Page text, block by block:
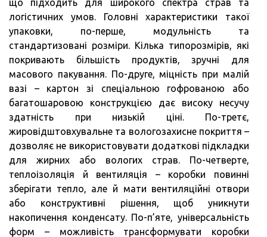
що підходить для широкого спектра страв та
логістичних умов. Головні характеристики такої
упаковки, по-перше, модульність та
стандартизовані розміри. Кілька типорозмірів, які
покривають більшість продуктів, зручні для
масового пакування. По-друге, міцність при малій
вазі – картон зі спеціальною гофрованою або
багатошаровою конструкцією дає високу несучу
здатність при низькій ціні. По-третє,
жировідштовхувальне та вологозахисне покриття –
дозволяє не використовувати додаткові підкладки
для жирних або вологих страв. По-четверте,
теплоізоляція й вентиляція – коробки повинні
зберігати тепло, але й мати вентиляційні отвори
або конструктивні рішення, щоб уникнути
накопичення конденсату. По-п’яте, універсальність
форм – можливість трансформувати коробки